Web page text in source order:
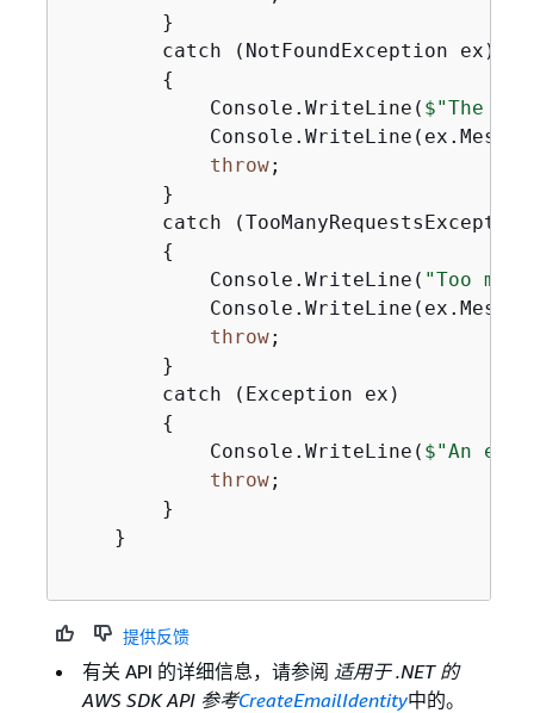
        }
        catch (NotFoundException ex)
{
            Console.WriteLine(
$"The
throw;
        }
catch
{
            Console.WriteLine(
"Too
throw;
        }
        catch (Exception ex)
{
            Console.WriteLine(
$"An
throw;
        }
    }
提供反馈
有关 API 的详细信息，请参阅 适用于 .NET 的
AWS SDK API 参考CreateEmailIdentity中的。